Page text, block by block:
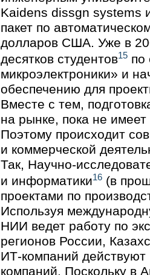
Kaidens dissgn systems
пакет по
долларов США. Уже в
десятков студентов15 по
микроэлектроники» и
обеспечению для
Вместе с тем,
на рынке, пока не
Поэтому происходит
и коммерческой
Так, Научно-
и информатики16 (в
проектами по
Используя
НИИ ведет работу по
регионов России,
ИТ-компаний
компаний. Поскольку в